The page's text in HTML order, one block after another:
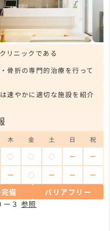
リニックである
骨折の専門的治療を行って
速やかに適切な施設を紹介
木 金 土 日 祝
◯ ◯ ◯ ー ー
ー ◯ ー ー ー
備
バリアフリー
ー３参照